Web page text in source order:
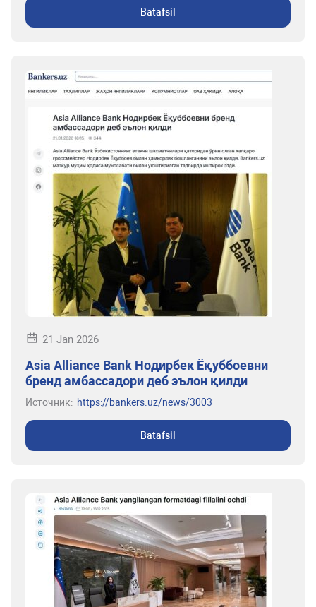
Batafsil
21 Jan 2026
Asia Alliance Bank Нодирбек Ёқуббоевни
бренд амбассадори деб эълон қилди
Источник: https://bankers.uz/news/3003
Batafsil